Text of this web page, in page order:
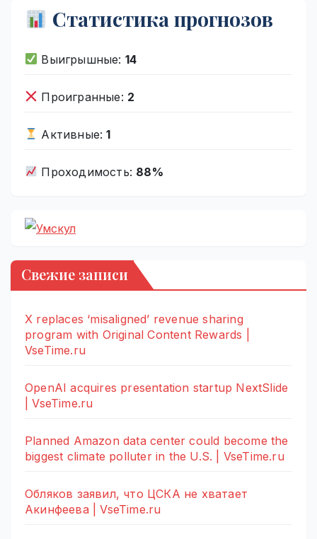
Статистика прогнозов
Выигрышные: 14
Проигранные: 2
Активные:1
Проходимость: 88%
Свежие записи
X replaces ‘misaligned’ revenue sharing
program with Original Content Rewards |
VseTime.ru
OpenAI acquires presentation startup NextSlide
| VseTime.ru
Planned Amazon data center could become the
biggest climate polluter in the U.S. | VseTime.ru
Обляков заявил, что ЦСКА не хватает
Акинфеева | VseTime.ru